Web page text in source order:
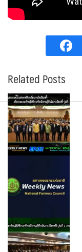
Related Posts